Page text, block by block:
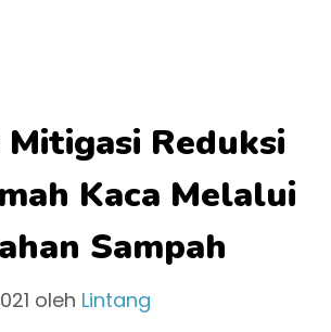
Reduksi
Kaca Melalui
Sampah
oleh Lintang